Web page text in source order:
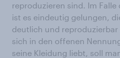
reproduzieren sind. Im Falle
ist es eindeutig gelungen,
deutlich und
sich in den offenen
seine Kleidung liebt, soll